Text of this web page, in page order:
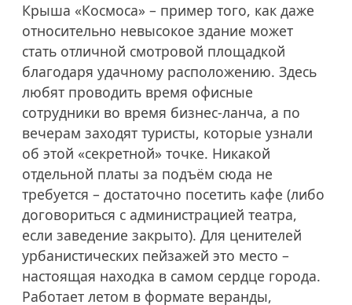
Крыша «Космоса» – пример того, как даже
относительно невысокое здание может
стать отличной смотровой площадкой
благодаря удачному расположению. Здесь
любят проводить время офисные
сотрудники во время бизнес-ланча, а по
вечерам заходят туристы, которые узнали
об этой «секретной» точке. Никакой
отдельной платы за подъём сюда не
требуется – достаточно посетить кафе (либо
договориться с администрацией театра,
если заведение закрыто). Для ценителей
урбанистических пейзажей это место –
настоящая находка в самом сердце города.
Работает летом в формате веранды,